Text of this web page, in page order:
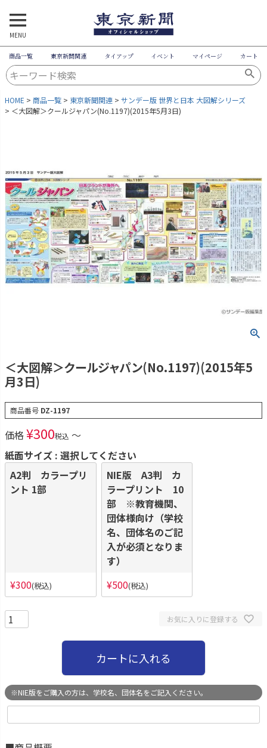
MENU
商品一覧 東京新聞関連 タイアップ イベント マイページ カート
HOME 商品一覧 東京新聞関連
サンデー版 世界と日本 大図解シリーズ
＜大図解＞クールジャパン(No.1197)(2015年5月3日)
＜大図解＞クールジャパン(No.1197)(2015年5
月3日)
商品番号 DZ-1197
価格¥300税込 〜
紙面サイズ 選択してください
A2判 カラープリ
ント 1部
¥300 税込
NIE版 A3判 カ
ラープリント 10
部 ※教育機関、
団体様向け（学校
名、団体名のご記
入が必須となりま
す）
¥500 税込
お気に入りに登録する
カートに入れる
※NIE版をご購入の方は、学校名、団体名をご記入ください。